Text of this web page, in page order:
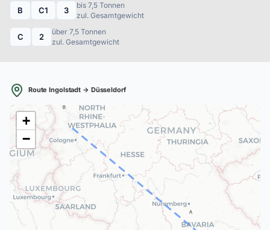
B C1 3
bis 7,5 Tonnen
zul. Gesamtgewicht
C 2
über 7,5 Tonnen
zul. Gesamtgewicht
Route Ingolstadt → Düsseldorf
A
B
+
−